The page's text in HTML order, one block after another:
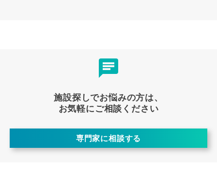
施設探しでお悩みの方は、
お気軽にご相談ください
専門家に相談する